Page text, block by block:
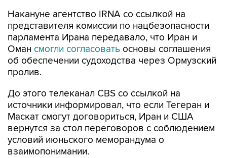
Накануне агентство IRNA со ссылкой на
представителя комиссии по нацбезопасности
парламента Ирана передавало, что Иран и
Оман смогли согласовать основы соглашения
об обеспечении судоходства через Ормузский
пролив.
До этого телеканал CBS со ссылкой на
источники информировал, что если Тегеран и
Маскат смогут договориться, Иран и США
вернутся за стол переговоров с соблюдением
условий июньского меморандума о
взаимопонимании.